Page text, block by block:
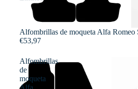
Alfombrillas de moqueta Alfa
€53,97
Alfombrillas
de
moqueta
Alfa